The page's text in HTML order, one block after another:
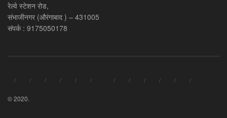
रेल्वे स्टेशन रोड,
संभाजीनगर (औरंगाबाद ) – 431005
संपर्क : 9175050178
© 2020.